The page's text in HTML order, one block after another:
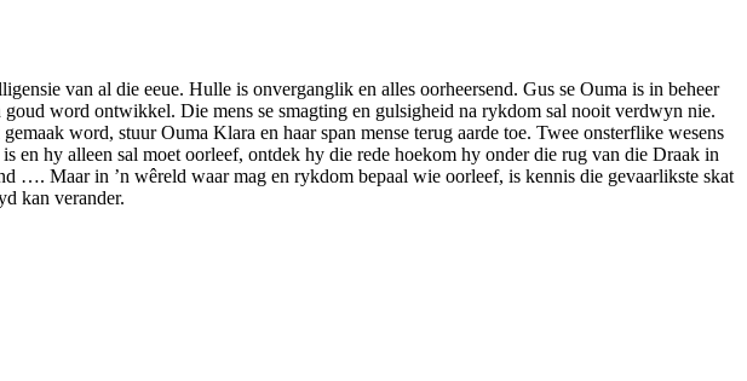
van al die eeue. Hulle is onverganglik en alles oorheersend. Gus se Ouma is in beheer
word ontwikkel. Die mens se smagting en gulsigheid na rykdom sal nooit verdwyn nie.
word, stuur Ouma Klara en haar span mense terug aarde toe. Twee onsterflike wesens
en hy alleen sal moet oorleef, ontdek hy die rede hoekom hy onder die rug van die Draak in
…. Maar in ’n wêreld waar mag en rykdom bepaal wie oorleef, is kennis die gevaarlikste skat
kan verander.